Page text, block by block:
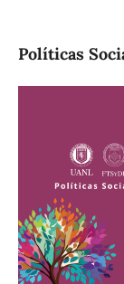
Políticas